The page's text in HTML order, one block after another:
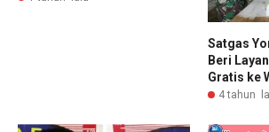
Satgas
Beri
Gratis ke
4 tahun